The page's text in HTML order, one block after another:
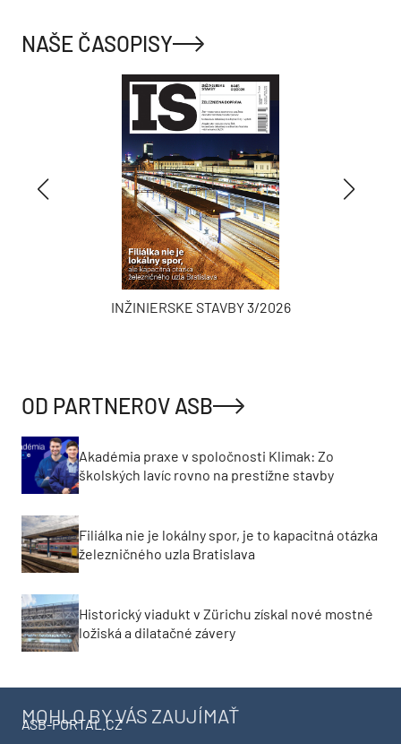
NAŠE ČASOPISY
INŽINIERSKE STAVBY 3/2026
OD PARTNEROV ASB
Akadémia praxe v spoločnosti Klimak: Zo
školských lavíc rovno na prestížne stavby
Filiálka nie je lokálny spor, je to kapacitná otázka
železničného uzla Bratislava
Historický viadukt v Zürichu získal nové mostné
ložiská a dilatačné závery
MOHLO BY VÁS ZAUJÍMAŤ
ASB-PORTAL.CZ